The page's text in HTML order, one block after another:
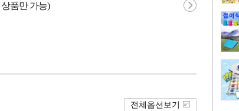
품만 가능)
전체옵션보기